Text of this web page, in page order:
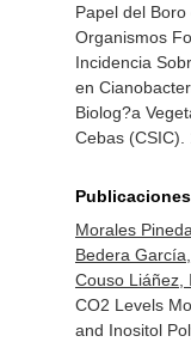
Papel del
Organismos
Incidencia
en
Biolog?a
Cebas
Morales
Bedera
Couso Liáñez,
CO2 Levels
and Inositol